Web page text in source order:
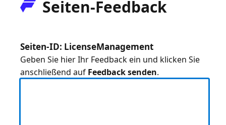
Seiten-Feedback
Seiten-ID: LicenseManagement
Geben Sie hier Ihr Feedback ein und klicken Sie
anschließend auf Feedback senden.